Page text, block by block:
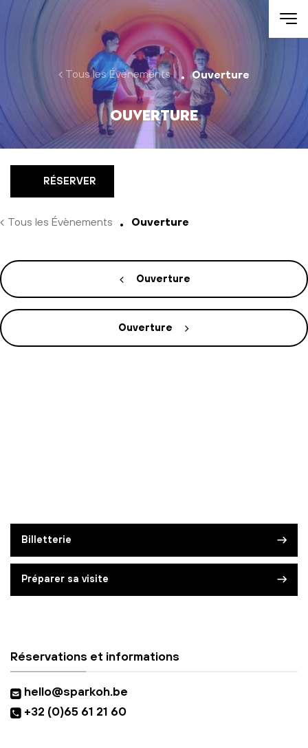
Aller au contenu
Tous les Évènements Ouverture
Ouverture
RÉSERVER
Billetterie
Préparer sa visite
Tous les Évènements Ouverture
Ouverture
Ouverture
Réservations et informations
hello@sparkoh.be
+32 (0)65 61 21 60